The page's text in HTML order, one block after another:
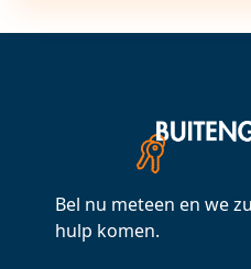
Bel nu meteen en we
hulp komen.